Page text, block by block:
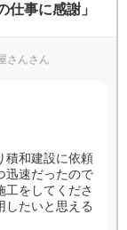
仕事に感謝」
さんさん
積和建設に依頼
速だったので
工をしてくださ
たいと思える